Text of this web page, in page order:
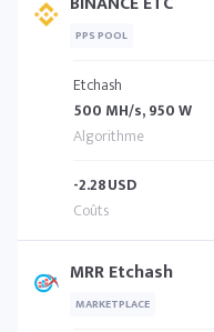
PPS POOL
Etchash
500 MH/s, 950 W
-2.28USD
MRR Etchash
MARKETPLACE